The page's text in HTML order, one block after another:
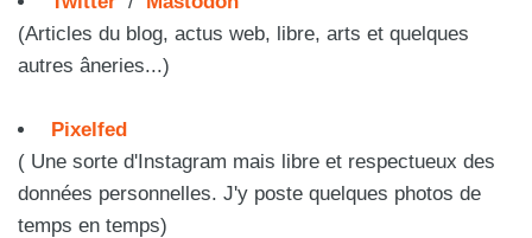
(Articles du blog, actus web, libre, arts et quelques
autres âneries...)
Pixelfed
( Une sorte d'Instagram mais libre et respectueux des
données personnelles. J'y poste quelques photos de
temps en temps)